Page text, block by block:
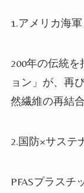
1.アメリカ海
200年の伝統を
ョン」が、再
然繊維の再結
2.国防×サステ
PFASプラスチ